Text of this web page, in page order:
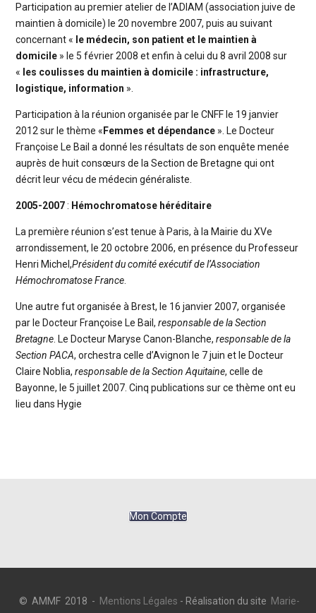
Participation au premier atelier de l’ADIAM (association juive de
maintien à domicile) le 20 novembre 2007, puis au suivant
concernant « le médecin, son patient et le maintien à
domicile » le 5 février 2008 et enfin à celui du 8 avril 2008 sur
« les coulisses du maintien à domicile : infrastructure,
logistique, information ».
Participation à la réunion organisée par le CNFF le 19 janvier
2012 sur le thème « Femmes et dépendance ». Le Docteur
Françoise Le Bail a donné les résultats de son enquête menée
auprès de huit consœurs de la Section de Bretagne qui ont
décrit leur vécu de médecin généraliste.
2005-2007: Hémochromatose héréditaire
La première réunion s’est tenue à Paris, à la Mairie du XVe
arrondissement, le 20 octobre 2006, en présence du Professeur
Henri Michel,Président du comité exécutif de l’Association
Hémochromatose France.
Une autre fut organisée à Brest, le 16 janvier 2007, organisée
par le Docteur Françoise Le Bail, responsable de la Section
Bretagne. Le Docteur Maryse Canon-Blanche, responsable de la
Section PACA, orchestra celle d’Avignon le 7 juin et le Docteur
Claire Noblia, responsable de la Section Aquitaine, celle de
Bayonne, le 5 juillet 2007. Cinq publications sur ce thème ont eu
lieu dans Hygie
Mon Compte
© AMMF 2018 - Mentions Légales - Réalisation du site Marie-